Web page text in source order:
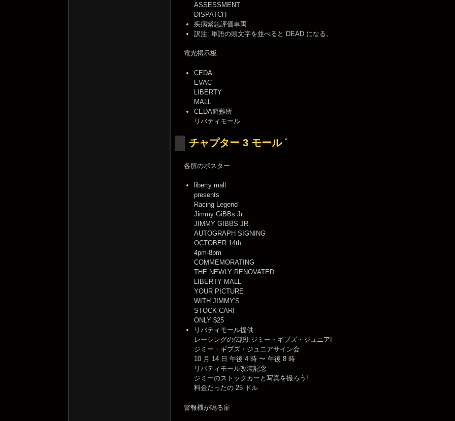
ASSESSMENT
DISPATCH
疾病緊急評価車両
訳注: 単語の頭文字を並べると DEAD になる。
電光掲示板
CEDA
EVAC
LIBERTY
MALL
CEDA避難所
リバティモール
チャプター 3 モール *
各所のポスター
liberty mall
presents
Racing Legend
Jimmy GiBBs Jr.
JIMMY GIBBS JR.
AUTOGRAPH SIGNING
OCTOBER 14th
4pm-8pm
COMMEMORATING
THE NEWLY RENOVATED
LIBERTY MALL
YOUR PICTURE
WITH JIMMY'S
STOCK CAR!
ONLY $25
リバティモール提供
レーシングの伝説! ジミー・ギブズ・ジュニア!
ジミー・ギブズ・ジュニアサイン会
10 月 14 日 午後 4 時 〜 午後 8 時
リバティモール改装記念
ジミーのストックカーと写真を撮ろう!
料金たったの 25 ドル
警報機が鳴る扉